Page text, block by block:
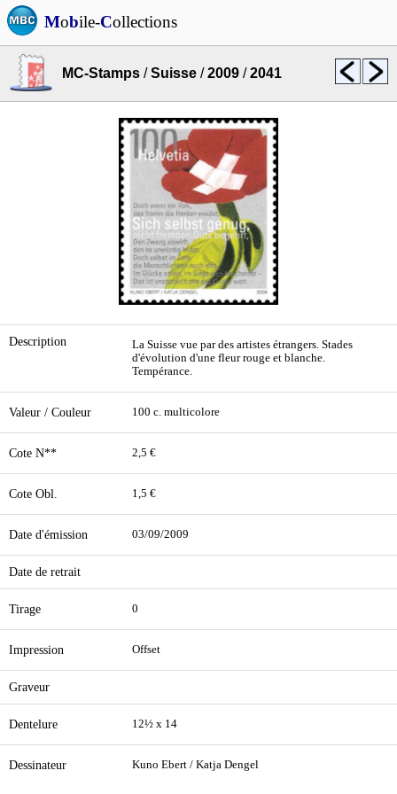
Mobile-Collections
MC-Stamps /Suisse /2009 /2041
Description
La Suisse vue par des artistes étrangers. Stades
d'évolution d'une fleur rouge et blanche.
Tempérance.
Valeur / Couleur 100 c. multicolore
Cote N** 2,5 €
Cote Obl. 1,5 €
Date d'émission 03/09/2009
Date de retrait
Tirage 0
Impression Offset
Graveur
Dentelure 12½ x 14
Dessinateur Kuno Ebert / Katja Dengel